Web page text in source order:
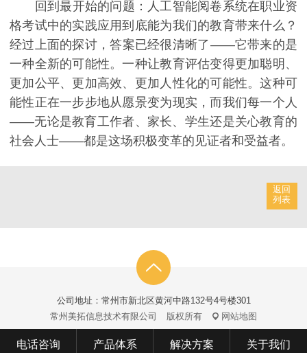
回到最开始的问题：人工智能阅卷系统在职业资
格考试中的实践应用到底能为我们的教育带来什么？
经过上面的探讨，答案已经很清晰了——它带来的是
一种全新的可能性。一种让教育评估变得更加聪明、
更加公平、更加高效、更加人性化的可能性。这种可
能性正在一步步地从愿景变为现实，而我们每一个人
——无论是教育工作者、家长、学生还是关心教育的
社会人士——都是这场积极变革的见证者和受益者。
返回
列表
公司地址：常州市新北区黄河中路132号4号楼301
常州美拓信息技术有限公司
版权所有 网站地图
电话咨询 产品体系 解决方案 关于我们